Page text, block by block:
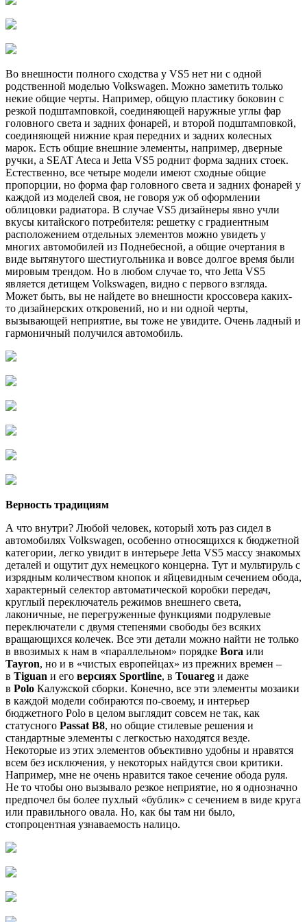
Во внешности полного сходства у VS5 нет ни с одной
родственной моделью Volkswagen. Можно заметить только
некие общие черты. Например, общую пластику боковин с
резкой подштамповкой, соединяющей наружные углы фар
головного света и задних фонарей, и второй подштамповкой,
соединяющей нижние края передних и задних колесных
марок. Есть общие внешние элементы, например, дверные
ручки, а SEAT Ateca и Jetta VS5 роднит форма задних стоек.
Естественно, все четыре модели имеют сходные общие
пропорции, но форма фар головного света и задних фонарей у
каждой из моделей своя, не говоря уж об оформлении
облицовки радиатора. В случае VS5 дизайнеры явно учли
вкусы китайского потребителя: решетку с градиентным
расположением отдельных элементов можно увидеть у
многих автомобилей из Поднебесной, а общие очертания в
виде вытянутого шестиугольника и вовсе долгое время были
мировым трендом. Но в любом случае то, что Jetta VS5
является детищем Volkswagen, видно с первого взгляда.
Может быть, вы не найдете во внешности кроссовера каких-
то дизайнерских откровений, но и ни одной черты,
вызывающей неприятие, вы тоже не увидите. Очень ладный и
гармоничный получился автомобиль.
Верность традициям
А что внутри? Любой человек, который хоть раз сидел в
автомобилях Volkswagen, особенно относящихся к бюджетной
категории, легко увидит в интерьере Jetta VS5 массу знакомых
деталей и ощутит дух немецкого концерна. Тут и мультируль с
изрядным количеством кнопок и яйцевидным сечением обода,
характерный селектор автоматической коробки передач,
круглый переключатель режимов внешнего света,
лаконичные, не перегруженные функциями подрулевые
переключатели с двумя степенями свободы без всяких
вращающихся колечек. Все эти детали можно найти не только
в ввозимых к нам в «параллельном» порядке Bora или
Tayron, но и в «чистых европейцах» из прежних времен –
в Tiguan и его версиях Sportline, в Touareg и даже
в Polo Калужской сборки. Конечно, все эти элементы мозаики
в каждой модели собираются по-своему, и интерьер
бюджетного Polo в целом выглядит совсем не так, как
статусного Passat B8, но общие стилевые решения и
стандартные элементы с легкостью находятся везде.
Некоторые из этих элементов объективно удобны и нравятся
всем без исключения, у некоторых найдутся свои критики.
Например, мне не очень нравится такое сечение обода руля.
Не то чтобы оно вызывало резкое неприятие, но я однозначно
предпочел бы более пухлый «бублик» с сечением в виде круга
или правильного овала. Но, как бы там ни было,
стопроцентная узнаваемость налицо.